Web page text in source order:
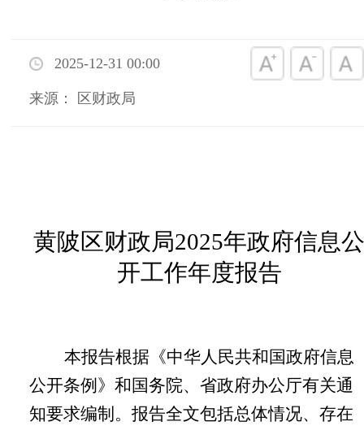
2025-12-31 00:00
来源： 区财政局
黄陂区财政局2025年政府信息
开工作年度报告
本报告根据《中华人民共和国政府信息
公开条例》和国务院、省政府办公厅有关通
知要求编制。报告全文包括总体情况、存在